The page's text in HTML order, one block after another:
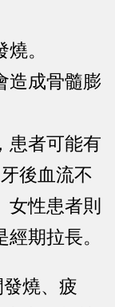
。
造成骨髓膨
患者可能有
後血流不
女性患者則
期拉長。
燒、疲